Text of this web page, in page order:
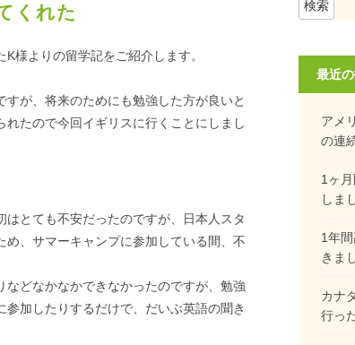
くれた
様よりの留学記をご紹介します。
が、将来のためにも勉強した方が良いと
たので今回イギリスに行くことにしまし
とても不安だったのですが、日本人スタ
、サマーキャンプに参加している間、不
どなかなかできなかったのですが、勉強
加したりするだけで、だいぶ英語の聞き
最近
アメ
の連
1ヶ
しま
1年
きま
カナ
行っ